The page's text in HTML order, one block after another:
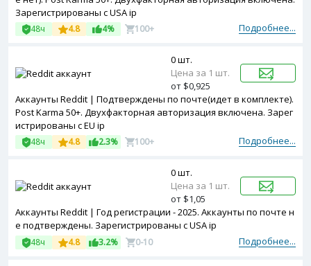
Зарегистрированы с USA ip
Подробнее...
48ч 4.8 4% 100+
Аккаунты Reddit | Подтверждены по почте(идет в комплекте).
Post Karma 50+. Двухфакторная авторизация включена. Зарег
истрированы с EU ip
Подробнее...
48ч 4.8 2.3% 100+
0 шт.
Цена за 1 шт.
от $0,925
Аккаунты Reddit | Год регистрации - 2025. Аккаунты по почте н
е подтверждены. Зарегистрированы с USA ip
Подробнее...
48ч 4.8 3.2% 0-10
0 шт.
Цена за 1 шт.
от $1,05